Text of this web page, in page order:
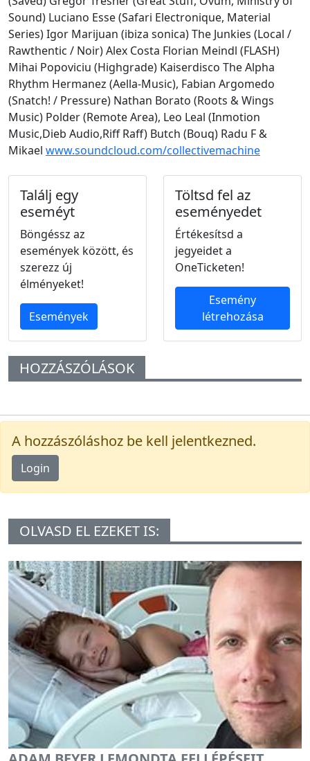
Sound) Luciano Esse (Safari Electronique, Material
Series) Igor Marijuan (ibiza sonica) The Junkies (Local /
Rawthentic / Noir) Alex Costa Florian Meindl (FLASH)
Mihai Popoviciu (Highgrade) Kaiserdisco The Alpha
Rhythm Hermanez (Aella-Music), Fabian Argomedo
(Snatch! / Pressure) Nathan Borato (Roots & Wings
Music) Polder (Remote Area), Leo Leal (Inmotion
Music,Dieb Audio,Riff Raff) Butch (Bouq) Radu F &
Mikael www.soundcloud.com/collectivemachine
Találj egy
eseméyt
Böngéssz az
események között, és
szerezz új
élményeket!
Események
Töltsd fel az
eseményedet
Értékesítsd a
jegyeidet a
OneTicketen!
Esemény
létrehozása
HOZZÁSZÓLÁSOK
A hozzászóláshoz be kell jelentkezned.
Login
OLVASD EL EZEKET IS: